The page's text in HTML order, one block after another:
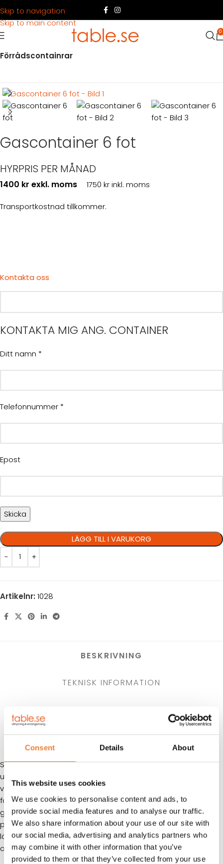
Consent Details About
This website uses cookies
We use cookies to personalise content and ads, to
provide social media features and to analyse our traffic.
We also share information about your use of our site with
our social media, advertising and analytics partners who
may combine it with other information that you’ve
provided to them or that they’ve collected from your use
Skip to navigation
Skip to main content
0
Container Hyra container
Förrådscontainrar
Gascontainer 6 fot
HYRPRIS PER MÅNAD
1400 kr exkl. moms 1750 kr inkl. moms
Transportkostnad tillkommer.
Kontakta oss
KONTAKTA MIG ANG. CONTAINER
Ditt namn *
Telefonnummer *
Epost
LÄGG TILL I VARUKORG
Artikelnr: 1028
BESKRIVNING
TEKNISK INFORMATION
KUNDTJÄNST
Specialbyggd förrådscontainer i litet smidigt format
utrustad med väl tilltagna ventilationsöppningar för god
ventilation. Den är uppmärkt med varnings-och
förbudsskyltar enligt brandförsvarets riktlinjer. Enligt lag ska
gasol på byggarbetsplatser, under publika evenemang och
på allmänna plaster förvaras i gascontainers. Med denna
lösning uppnår du en säker förvaring och skyddar er mot
obehöriga.